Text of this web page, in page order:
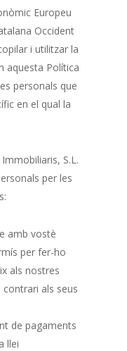
Europeu
Occident
i utilitzar la
aquesta Política
personals que
en el qual la
S.L.
per les
amb vostè
per fer-ho
als nostres
als seus
de pagaments
llei